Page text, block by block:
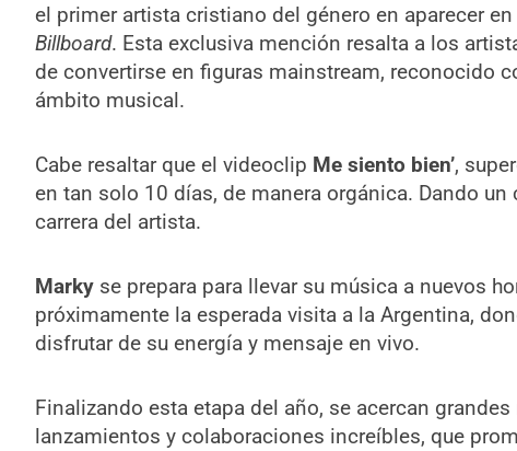
el primer artista cristiano del género en aparecer
Billboard. Esta exclusiva mención resalta a los
de convertirse en figuras mainstream, reconocido
ámbito musical.
Cabe resaltar que el videoclip Me siento bien’,
en tan solo 10 días, de manera orgánica. Dando
carrera del artista.
Markyse prepara para llevar su música a nuevos
próximamente la esperada visita a la Argentina,
disfrutar de su energía y mensaje en vivo.
Finalizando esta etapa del año, se acercan
lanzamientos y colaboraciones increíbles, que